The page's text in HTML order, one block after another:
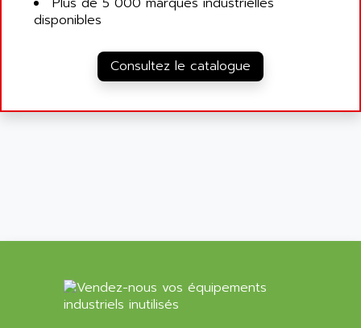
disponibles
Consultez le catalogue